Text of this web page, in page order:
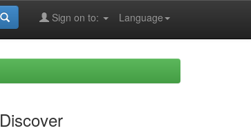
Language
Sign on to:
Discover